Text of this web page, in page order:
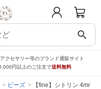
search
クセサリー等のブランド通販サイト
円以上のご注文で送料無料
ビーズ 【fine】シトリン 4mm